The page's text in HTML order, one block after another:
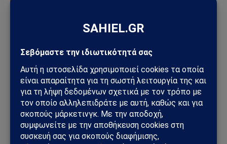
Ηλεκτρική διασύνδεση Ελλάδας–Κύπρου: Η
Meridiam παίρνει τον έλεγχο του GSI – Η Γαλλία
μπαίνει δυναμικά στο γεωπολιτικό παιχνίδι